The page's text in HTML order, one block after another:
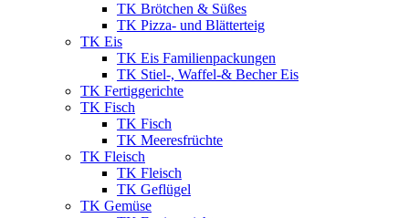
TK Brötchen & Süßes
TK Pizza- und Blätterteig
TK Eis
TK Eis Familienpackungen
TK Stiel-, Waffel-& Becher Eis
TK Fertiggerichte
TK Fisch
TK Fisch
TK Meeresfrüchte
TK Fleisch
TK Fleisch
TK Geflügel
TK Gemüse